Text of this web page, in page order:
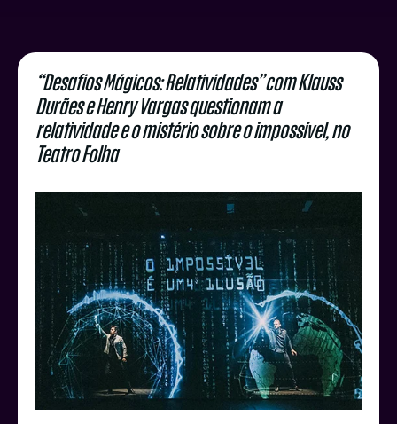
“Desafios Mágicos: Relatividades” com Klauss
Durães e Henry Vargas questionam a
relatividade e o mistério sobre o impossível, no
Teatro Folha